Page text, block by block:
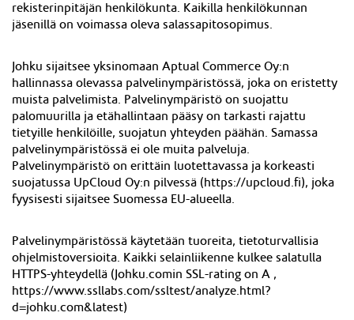
rekisterinpitäjän henkilökunta. Kaikilla henkilökunnan
jäsenillä on voimassa oleva salassapitosopimus.
Johku sijaitsee yksinomaan Aptual Commerce Oy:n
hallinnassa olevassa palvelinympäristössä, joka on eristetty
muista palvelimista. Palvelinympäristö on suojattu
palomuurilla ja etähallintaan pääsy on tarkasti rajattu
tietyille henkilöille, suojatun yhteyden päähän. Samassa
palvelinympäristössä ei ole muita palveluja.
Palvelinympäristö on erittäin luotettavassa ja korkeasti
suojatussa UpCloud Oy:n pilvessä (https://upcloud.fi), joka
fyysisesti sijaitsee Suomessa EU-alueella.
Palvelinympäristössä käytetään tuoreita, tietoturvallisia
ohjelmistoversioita. Kaikki selainliikenne kulkee salatulla
HTTPS-yhteydellä (Johku.comin SSL-rating on A ,
https://www.ssllabs.com/ssltest/analyze.html?
d=johku.com&latest)